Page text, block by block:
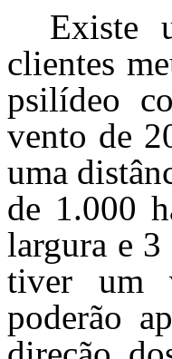
Existe
clientes
psilídeo
vento de
uma
de 1.000
largura e 3
tiver um
poderão